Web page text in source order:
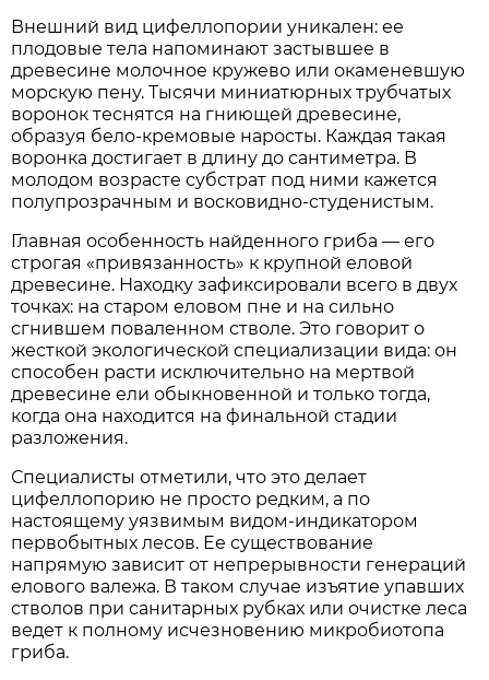
Внешний вид цифеллопории уникален: ее
плодовые тела напоминают застывшее в
древесине молочное кружево или окаменевшую
морскую пену. Тысячи миниатюрных трубчатых
воронок теснятся на гниющей древесине,
образуя бело-кремовые наросты. Каждая такая
воронка достигает в длину до сантиметра. В
молодом возрасте субстрат под ними кажется
полупрозрачным и восковидно-студенистым.
Главная особенность найденного гриба — его
строгая «привязанность» к крупной еловой
древесине. Находку зафиксировали всего в двух
точках: на старом еловом пне и на сильно
сгнившем поваленном стволе. Это говорит о
жесткой экологической специализации вида: он
способен расти исключительно на мертвой
древесине ели обыкновенной и только тогда,
когда она находится на финальной стадии
разложения.
Специалисты отметили, что это делает
цифеллопорию не просто редким, а по
настоящему уязвимым видом-индикатором
первобытных лесов. Ее существование
напрямую зависит от непрерывности генераций
елового валежа. В таком случае изъятие упавших
стволов при санитарных рубках или очистке леса
ведет к полному исчезновению микробиотопа
гриба.